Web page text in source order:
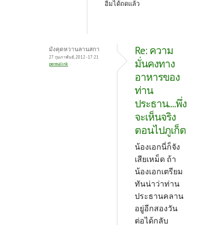
อิ่มได้ถดแล้ว
มังคุดหวานลานสกา
27 กุมภาพันธ์, 2012 - 17:21
permalink
Re: ความ
มั่นคงทาง
อาหารของ
ท่าน
ประธาน....พึ่ง
จะเห็นจริง
ตอนไปภูเก็ต
น้องเอกนี่ก็จัง
เสียเหม็ด ถ้า
น้องเอกเตรียม
ทันน่าว่าท่าน
ประธานคลาน
อยู่อีกสองวัน
ต่อได้กลับ